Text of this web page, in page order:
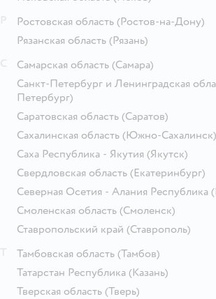
Ростовская область (Ростов-на-Дону)
Рязанская область (Рязань)
Самарская область (Самара)
Санкт-Петербург и Ленинградская
Петербург)
Саратовская область (Саратов)
Сахалинская область (Южно-Сахалинск)
Саха Республика - Якутия (Якутск)
Свердловская область (Екатеринбург)
Северная Осетия - Алания Республика
Смоленская область (Смоленск)
Ставропольский край (Ставрополь)
Тамбовская область (Тамбов)
Татарстан Республика (Казань)
Тверская область (Тверь)